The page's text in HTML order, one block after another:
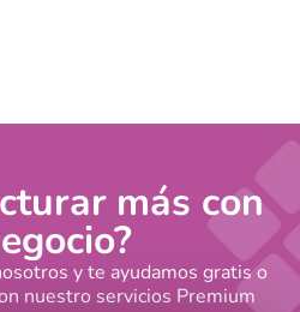
más con
y te ayudamos gratis o
nuestro servicios Premium